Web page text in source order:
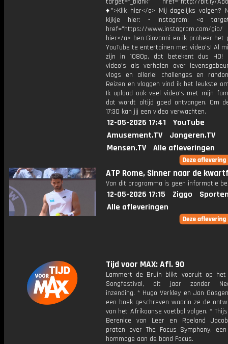
♦">Klik hier</a> Mij dagelijks volgen?
kijkje hier: - Instagram: <a
href="https://www.instagram.com/
hier</a> ben Giovanni en ik probeer het
YouTube te entertainen met video's! Al
zijn in 1080p, dat betekent dus HD!
video's als verhalen over
vlogs en allerlei challenges en
Reizen en vloggen vind ik het leukste
Ik upload ook veel video's met mijn
dat wordt altijd goed ontvangen. Om
17:30 kan jij een video verwachten.
12-05-2026 17:41
YouTube
Amusement.TV
Jongeren.TV
Mensen.TV
Alle afleveringen
ATP Rome, Sinner naar de
Van dit programma is geen informatie
12-05-2026 17:15 Ziggo
Alle afleveringen
Tijd voor MAX: Afl. 90
Lammert de Bruin blikt vooruit op het
Songfestival, dit jaar zonder
inzending. * Hugo Verkley en Jan
een boek geschreven waarin ze de
van het Afrikaanse voetbal volgen. *
Berenice van Leer en Roeland
praten over The Focus Symphony,
hommage aan de band Focus.